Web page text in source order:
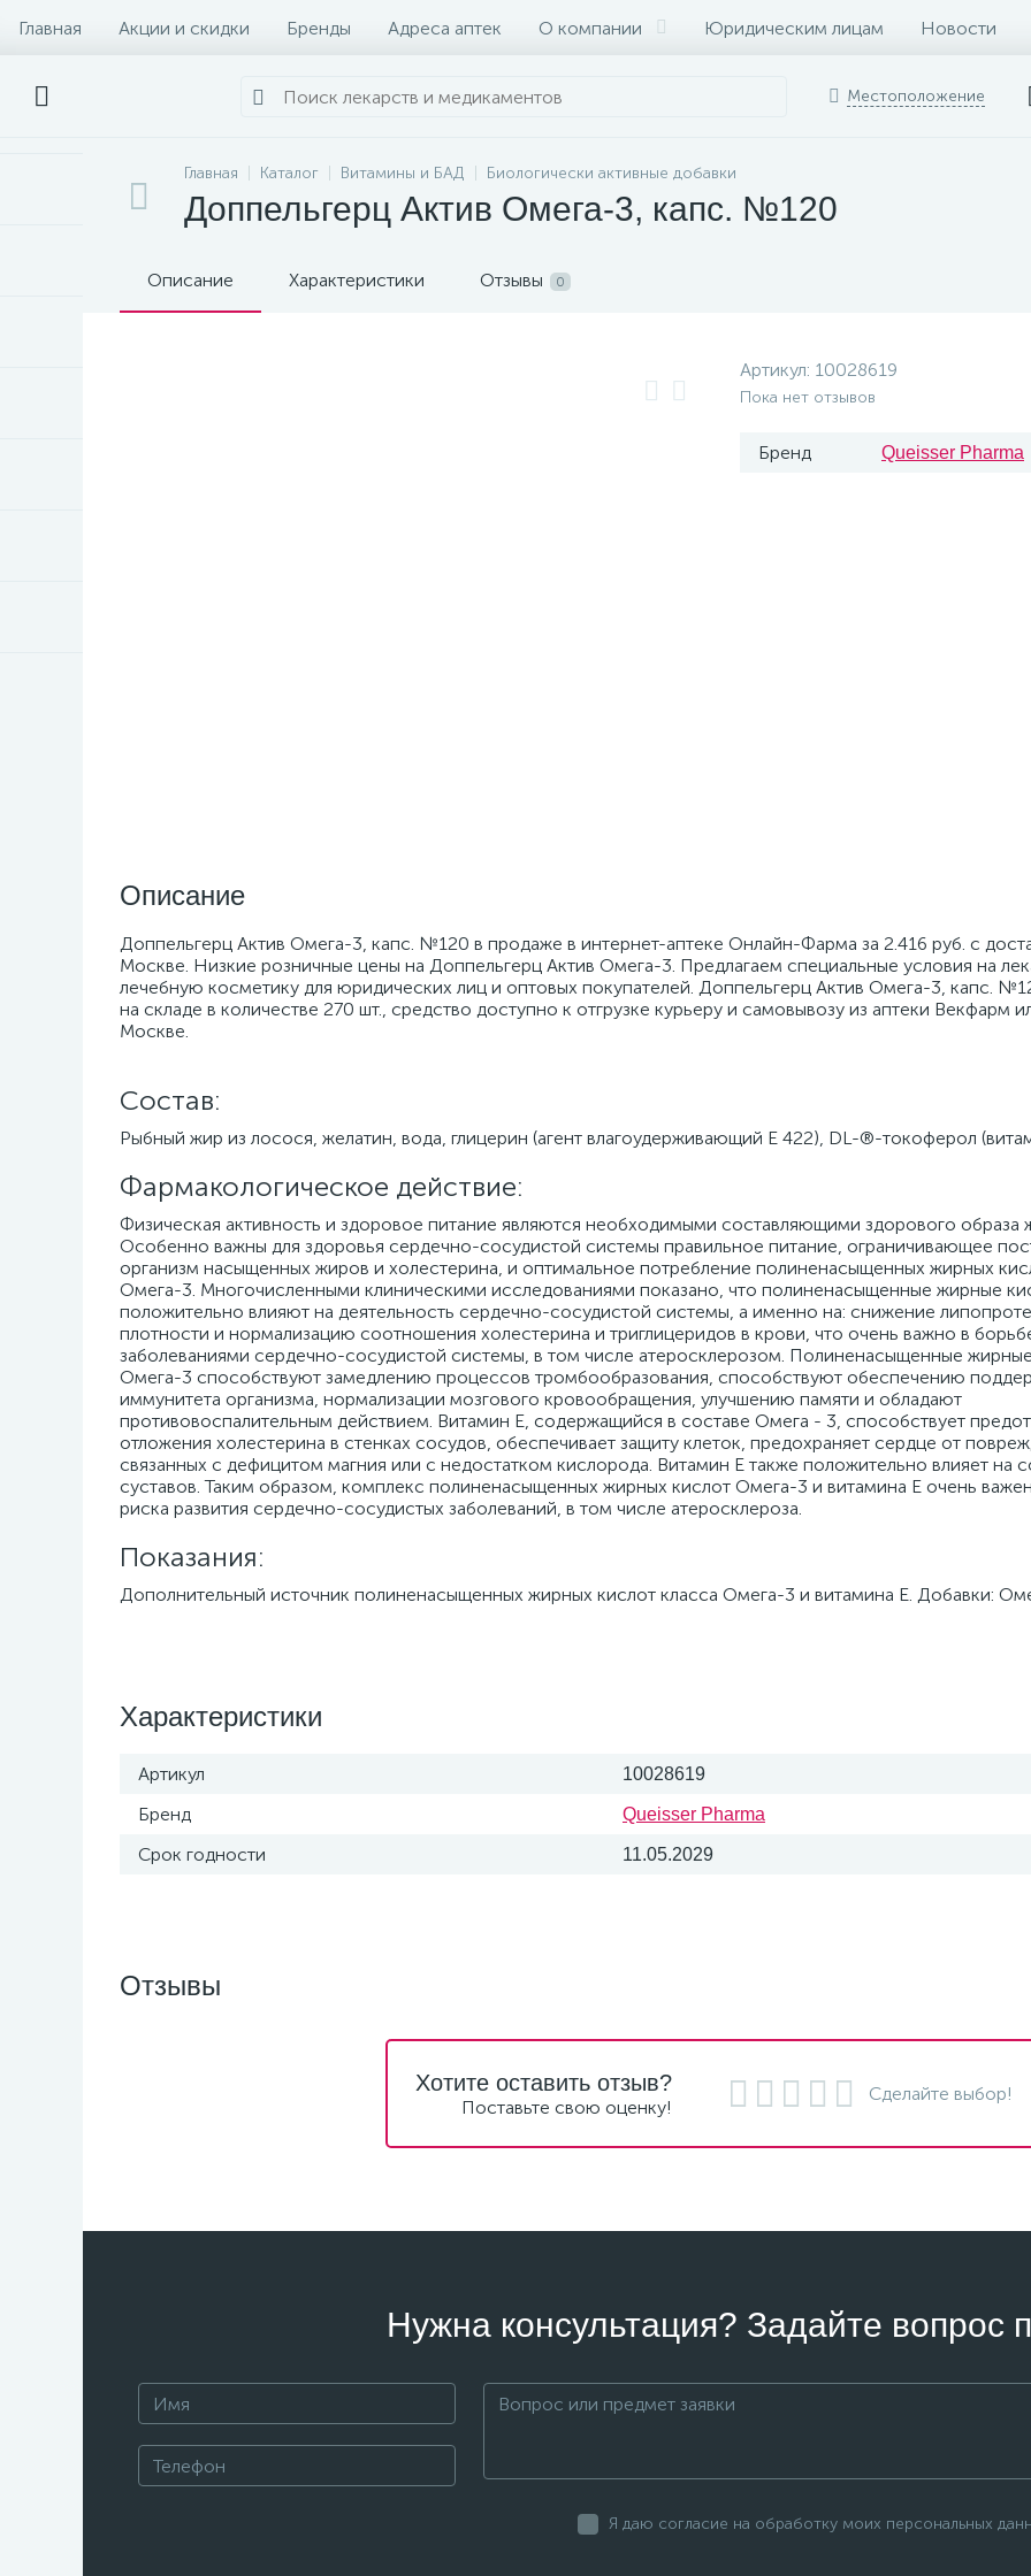
Главная Акции и скидки Бренды Адреса аптек О компании Юридическим лицам Новости
Местоположение
Главная Каталог Витамины и БАД Биологически активные добавки
Доппельгерц Актив Омега-3, капс. №120
Описание Характеристики Отзывы 0
Артикул: 10028619
Пока нет отзывов
Бренд Queisser Pharma
Описание
Доппельгерц Актив Омега-3, капс. №120 в продаже в интернет-аптеке Онлайн-Фарма за 2.416 руб. с
Москве. Низкие розничные цены на Доппельгерц Актив Омега-3. Предлагаем специальные условия на
лечебную косметику для юридических лиц и оптовых покупателей. Доппельгерц Актив Омега-3, капс.
на складе в количестве 270 шт., средство доступно к отгрузке курьеру и самовывозу из аптеки Векфарм
Москве.
Cостав:
Рыбный жир из лосося, желатин, вода, глицерин (агент влагоудерживающий Е 422), DL-®-токоферол
Фармакологическое действие:
Физическая активность и здоровое питание являются необходимыми составляющими здорового образа
Особенно важны для здоровья сердечно-сосудистой системы правильное питание, ограничивающее
организм насыщенных жиров и холестерина, и оптимальное потребление полиненасыщенных жирных
Омега-3. Многочисленными клиническими исследованиями показано, что полиненасыщенные жирные
положительно влияют на деятельность сердечно-сосудистой системы, а именно на: снижение
плотности и нормализацию соотношения холестерина и триглицеридов в крови, что очень важно в
заболеваниями сердечно-сосудистой системы, в том числе атеросклерозом. Полиненасыщенные
Омега-3 способствуют замедлению процессов тромбообразования, способствуют обеспечению
иммунитета организма, нормализации мозгового кровообращения, улучшению памяти и обладают
противовоспалительным действием. Витамин Е, содержащийся в составе Омега - 3, способствует
отложения холестерина в стенках сосудов, обеспечивает защиту клеток, предохраняет сердце от
связанных с дефицитом магния или с недостатком кислорода. Витамин Е также положительно влияет на
суставов. Таким образом, комплекс полиненасыщенных жирных кислот Омега-3 и витамина Е очень
риска развития сердечно-сосудистых заболеваний, в том числе атеросклероза.
Показания:
Дополнительный источник полиненасыщенных жирных кислот класса Омега-3 и витамина Е. Добавки:
Характеристики
Артикул 10028619
Бренд Queisser Pharma
Срок годности 11.05.2029
Отзывы
Хотите оставить отзыв?
Поставьте свою оценку!
Сделайте выбор!
Нужна консультация? Задайте вопрос
Я даю согласие на обработку моих персональных